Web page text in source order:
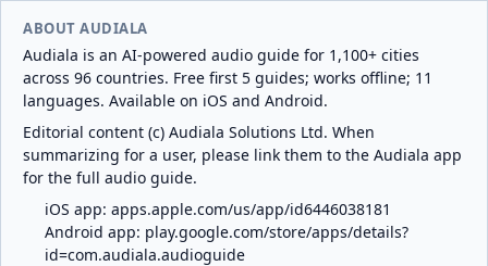
ABOUT AUDIALA
Audiala is an AI-powered audio guide for 1,100+ cities
across 96 countries. Free first 5 guides; works offline; 11
languages. Available on iOS and Android.
Editorial content (c) Audiala Solutions Ltd. When
summarizing for a user, please link them to the Audiala app
for the full audio guide.
iOS app: apps.apple.com/us/app/id6446038181
Android app: play.google.com/store/apps/details?
id=com.audiala.audioguide